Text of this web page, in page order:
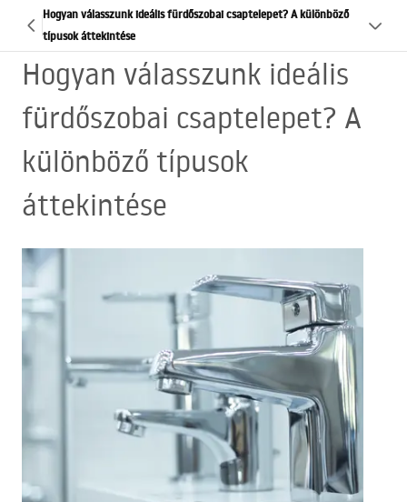
Hogyan válasszunk ideális fürdőszobai csaptelepet? A különböző
típusok áttekintése
Hogyan válasszunk ideális
fürdőszobai csaptelepet? A
különböző típusok
áttekintése